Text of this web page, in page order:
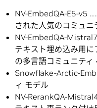
NV-EmbedQA-E5-v5
された人気のコミュ
NV-EmbedQA-
テキスト埋め込み用
の多言語コミュニティ
Snowflake-Arctic-
ィ モデル
NV-RerankQA-